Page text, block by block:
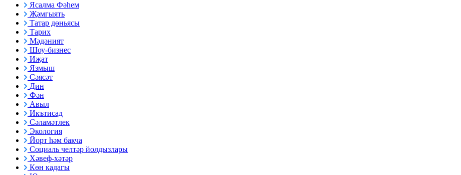
Ясалма Фәһем
Җәмгыять
Татар дөньясы
Тарих
Мәдәният
Шоу-бизнес
Иҗат
Язмыш
Сәясәт
Дин
Фән
Авыл
Икътисад
Сәламәтлек
Экология
Йорт һәм бакча
Социаль челтәр йолдызлары
Хәвеф-хәтәр
Көн кадагы